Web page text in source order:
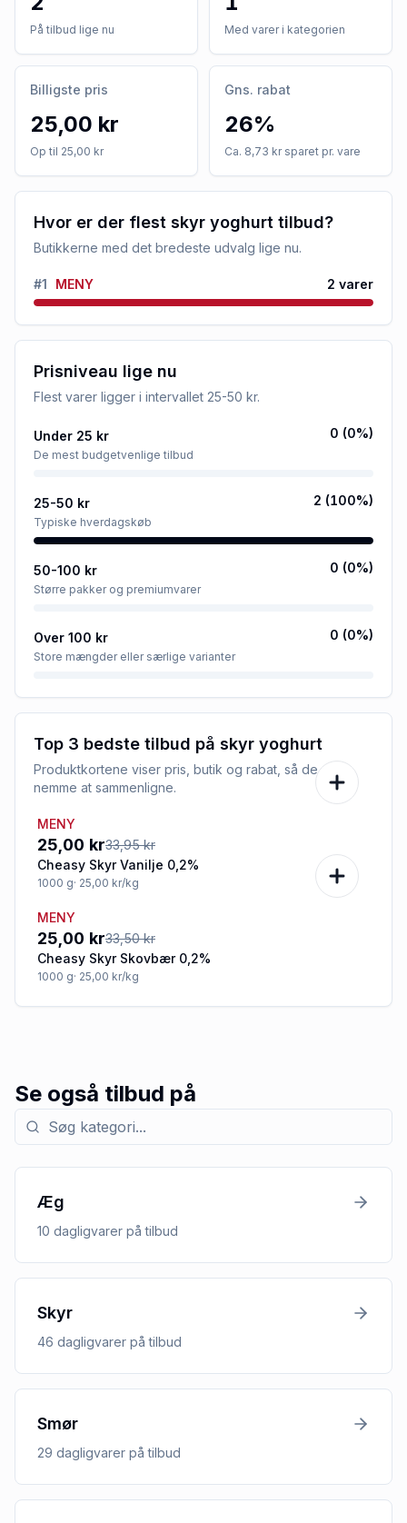
På tilbud lige nu Med varer i kategorien
Billigste pris
25,00 kr
Op til 25,00 kr
Gns. rabat
26%
Ca. 8,73 kr sparet pr. vare
Hvor er der flest skyr yoghurt tilbud?
Butikkerne med det bredeste udvalg lige nu.
#1 MENY 2 varer
Prisniveau lige nu
Flest varer ligger i intervallet 25-50 kr.
Under 25 kr
De mest budgetvenlige tilbud
0 (0%)
25-50 kr
Typiske hverdagskøb
2 (100%)
50-100 kr
Større pakker og premiumvarer
0 (0%)
Over 100 kr
Store mængder eller særlige varianter
0 (0%)
Top 3 bedste tilbud på skyr yoghurt
Produktkortene viser pris, butik og rabat, så de er
nemme at sammenligne.
-26%
MENY
25,00 kr33,95 kr
Cheasy Skyr Vanilje 0,2%
1000 g· 25,00 kr/kg
-25%
MENY
25,00 kr33,50 kr
Cheasy Skyr Skovbær 0,2%
1000 g· 25,00 kr/kg
Se også tilbud på
Søg efter kategori med tilbud
Æg
10 dagligvarer på tilbud
Skyr
46 dagligvarer på tilbud
Smør
29 dagligvarer på tilbud